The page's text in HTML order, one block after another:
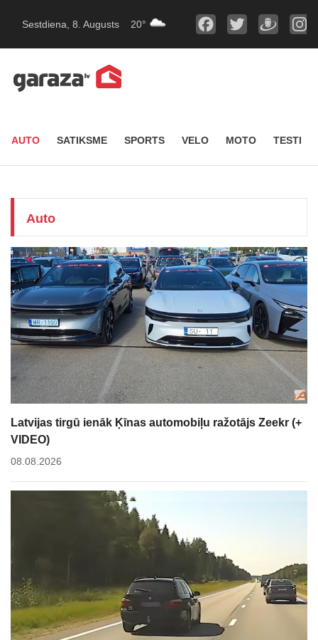
Sestdiena, 8. Augusts 20°
AUTO SATIKSME SPORTS VELO MOTO TESTI
Auto
Latvijas tirgū ienāk Ķīnas automobiļu ražotājs Zeekr (+
VIDEO)
08.08.2026